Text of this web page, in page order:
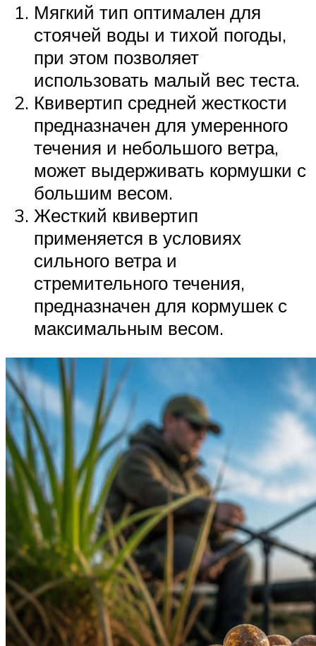
Мягкий тип оптимален для
стоячей воды и тихой погоды,
при этом позволяет
использовать малый вес теста.
Квивертип средней жесткости
предназначен для умеренного
течения и небольшого ветра,
может выдерживать кормушки с
большим весом.
Жесткий квивертип
применяется в условиях
сильного ветра и
стремительного течения,
предназначен для кормушек с
максимальным весом.